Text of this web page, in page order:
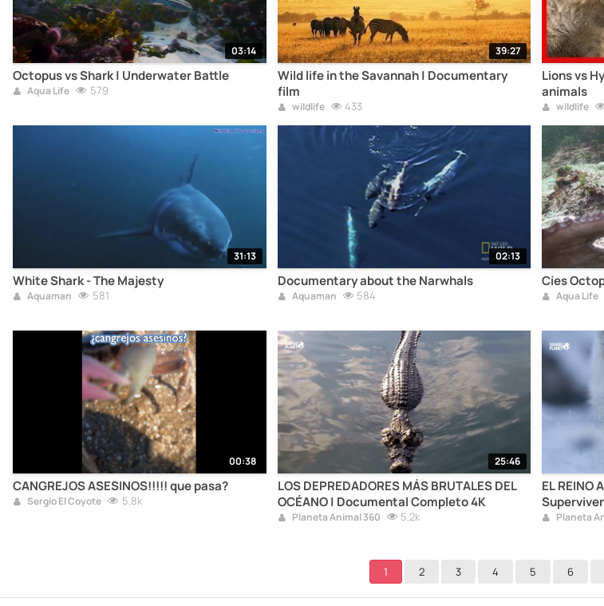
03:14
Octopus vs Shark | Underwater Battle
Aqua Life 579
39:27
Wild life in the Savannah | Documentary
film
wildlife 433
Lions vs
animals
wildlife
31:13
White Shark - The Majesty
Aquaman 581
02:13
Documentary about the Narwhals
Aquaman 584
Cíes
Aqua Life
00:38
CANGREJOS ASESINOS!!!!! que pasa?
Sergio El Coyote 5,8k
25:46
LOS DEPREDADORES MÁS BRUTALES DEL
OCÉANO | Documental Completo 4K
Planeta Animal 360 5,2k
EL REINO
Planeta
1 2 3 4 5 6